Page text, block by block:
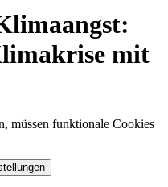
mit
müssen funktionale Cookies